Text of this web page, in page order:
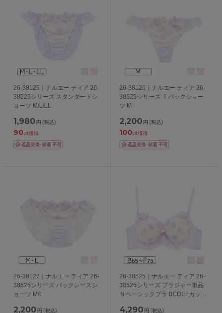
26-38125｜ナルエー ティア 26-
38525シリーズ スタンダードシ
ョーツ M/L/LL
1,980 円 (税込)
90pt獲得
26-38126｜ナルエー ティア 26-
38525シリーズ Ｔバックショー
ツ M
2,200 円 (税込)
100pt獲得
26-38127｜ナルエー ティア 26-
38525シリーズ バックレースシ
ョーツ M/L
2,200 円 (税込)
26-38525｜ナルエー ティア 26-
38525シリーズ ブラジャー単品
Ｎベーシックブラ BCDEFカップ
4,290 円 (税込)